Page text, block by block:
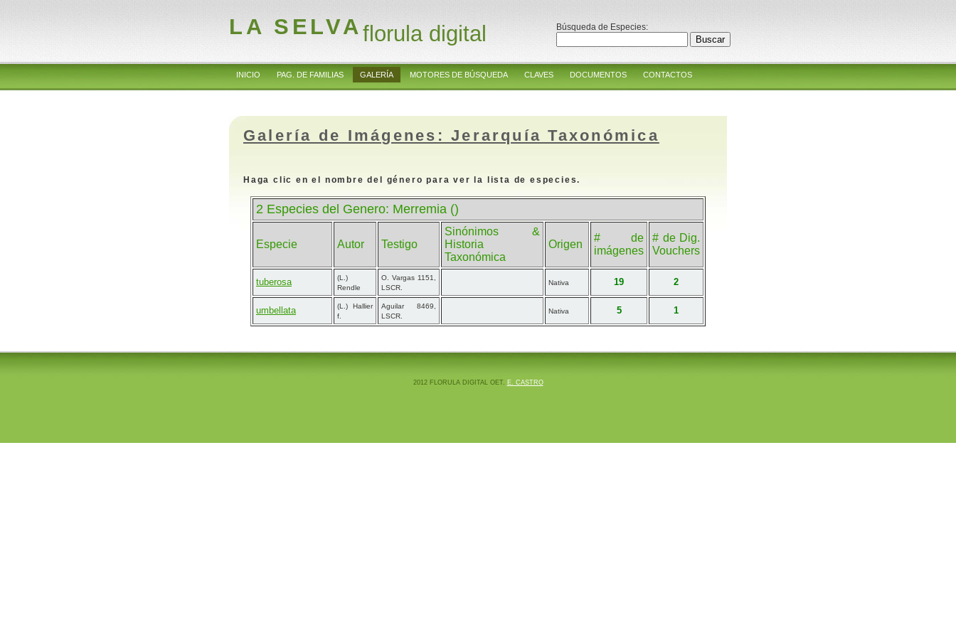
LA SELVAflorula digital Búsqueda de Especies:
INICIO PAG. DE FAMILIAS GALERÍA MOTORES DE BÚSQUEDA CLAVES DOCUMENTOS CONTACTOS
Galería de Imágenes: Jerarquía Taxonómica
Haga clic en el nombre del género para ver la lista de especies.
2 Especies del Genero: Merremia ()
Especie Autor Testigo
Sinónimos &
Historia
Taxonómica
Origen
# de
imágenes
# de Dig.
Vouchers
tuberosa
(L.)
Rendle
O. Vargas 1151,
LSCR.
Nativa 19 2
umbellata
(L.) Hallier
f.
Aguilar 8469,
LSCR.
Nativa 5 1
2012 FLORULA DIGITAL OET. E. CASTRO